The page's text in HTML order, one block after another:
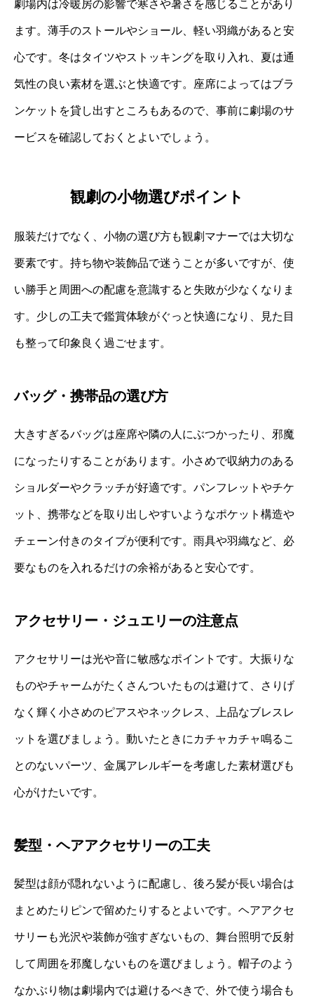
劇場内は冷暖房の影響で寒さや暑さを感じることがあり
ます。薄手のストールやショール、軽い羽織があると安
心です。冬はタイツやストッキングを取り入れ、夏は通
気性の良い素材を選ぶと快適です。座席によってはブラ
ンケットを貸し出すところもあるので、事前に劇場のサ
ービスを確認しておくとよいでしょう。
観劇の小物選びポイント
服装だけでなく、小物の選び方も観劇マナーでは大切な
要素です。持ち物や装飾品で迷うことが多いですが、使
い勝手と周囲への配慮を意識すると失敗が少なくなりま
す。少しの工夫で鑑賞体験がぐっと快適になり、見た目
も整って印象良く過ごせます。
バッグ・携帯品の選び方
大きすぎるバッグは座席や隣の人にぶつかったり、邪魔
になったりすることがあります。小さめで収納力のある
ショルダーやクラッチが好適です。パンフレットやチケ
ット、携帯などを取り出しやすいようなポケット構造や
チェーン付きのタイプが便利です。雨具や羽織など、必
要なものを入れるだけの余裕があると安心です。
アクセサリー・ジュエリーの注意点
アクセサリーは光や音に敏感なポイントです。大振りな
ものやチャームがたくさんついたものは避けて、さりげ
なく輝く小さめのピアスやネックレス、上品なブレスレ
ットを選びましょう。動いたときにカチャカチャ鳴るこ
とのないパーツ、金属アレルギーを考慮した素材選びも
心がけたいです。
髪型・ヘアアクセサリーの工夫
髪型は顔が隠れないように配慮し、後ろ髪が長い場合は
まとめたりピンで留めたりするとよいです。ヘアアクセ
サリーも光沢や装飾が強すぎないもの、舞台照明で反射
して周囲を邪魔しないものを選びましょう。帽子のよう
なかぶり物は劇場内では避けるべきで、外で使う場合も